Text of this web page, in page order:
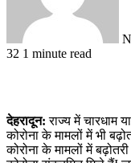
32 1 minute read
देहरादून: राज्य में चारधाम
कोरोना के मामलों में भी
कोरोना के मामलों में